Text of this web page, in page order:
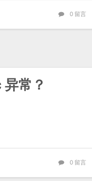
0留言
常？
0留言